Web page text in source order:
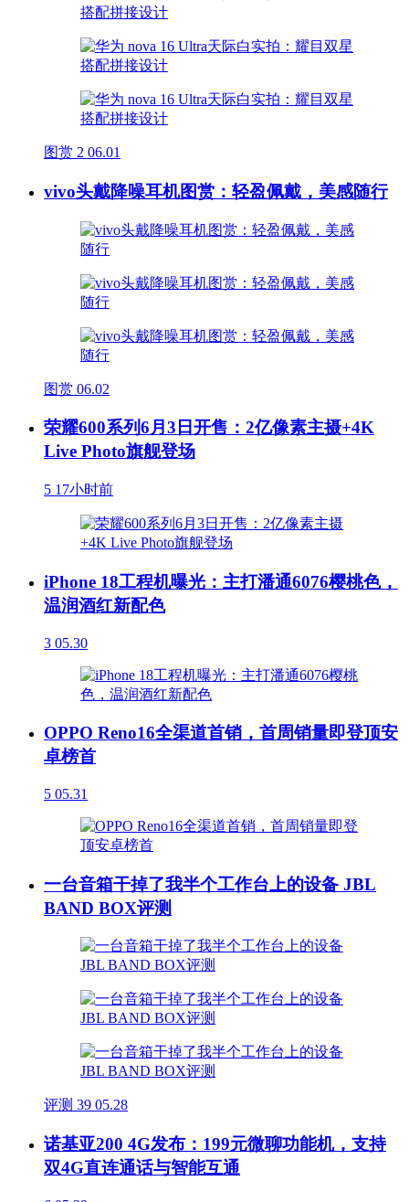
图赏 2 06.01
vivo头戴降噪耳机图赏：轻盈佩戴，美感随行
图赏 06.02
荣耀600系列6月3日开售：2亿像素主摄+4K
Live Photo旗舰登场
5 17小时前
iPhone 18工程机曝光：主打潘通6076樱桃色，
温润酒红新配色
3 05.30
OPPO Reno16全渠道首销，首周销量即登顶安
卓榜首
5 05.31
一台音箱干掉了我半个工作台上的设备 JBL
BAND BOX评测
评测 39 05.28
诺基亚200 4G发布：199元微聊功能机，支持
双4G直连通话与智能互通